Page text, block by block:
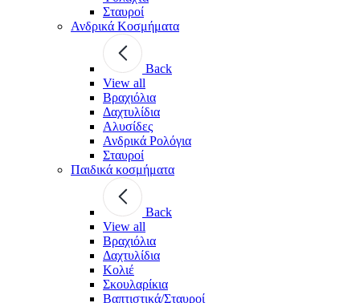
Σταυροί
Ανδρικά Κοσμήματα
Back
View all
Βραχιόλια
Δαχτυλίδια
Αλυσίδες
Ανδρικά Ρολόγια
Σταυροί
Παιδικά κοσμήματα
Back
View all
Βραχιόλια
Δαχτυλίδια
Κολιέ
Σκουλαρίκια
Βαπτιστικά/Σταυροί